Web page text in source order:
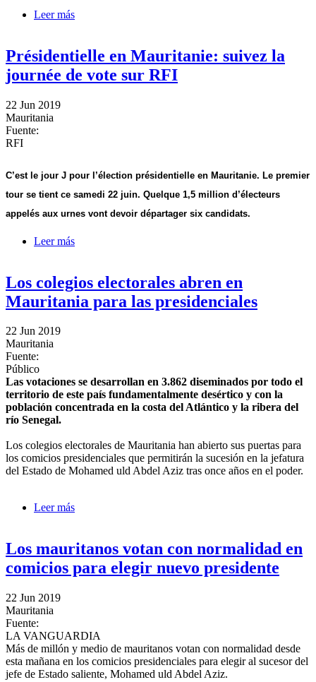
Leer más
Présidentielle en Mauritanie: suivez la
journée de vote sur RFI
22 Jun 2019
Mauritania
Fuente:
RFI
C’est le jour J pour l’élection présidentielle en Mauritanie. Le premier
tour se tient ce samedi 22 juin. Quelque 1,5 million d’électeurs
appelés aux urnes vont devoir départager six candidats.
Leer más
Los colegios electorales abren en
Mauritania para las presidenciales
22 Jun 2019
Mauritania
Fuente:
Público
Las votaciones se desarrollan en 3.862 diseminados por todo el
territorio de este país fundamentalmente desértico y con la
población concentrada en la costa del Atlántico y la ribera del
río Senegal.
Los colegios electorales de Mauritania han abierto sus puertas para
los comicios presidenciales que permitirán la sucesión en la jefatura
del Estado de Mohamed uld Abdel Aziz tras once años en el poder.
Leer más
Los mauritanos votan con normalidad en
comicios para elegir nuevo presidente
22 Jun 2019
Mauritania
Fuente:
LA VANGUARDIA
Más de millón y medio de mauritanos votan con normalidad desde
esta mañana en los comicios presidenciales para elegir al sucesor del
jefe de Estado saliente, Mohamed uld Abdel Aziz.